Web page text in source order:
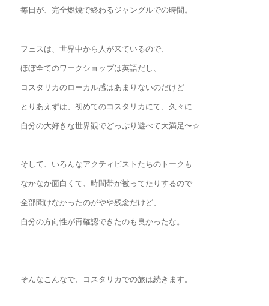
毎日が、完全燃焼で終わるジャングルでの時間。
フェスは、世界中から人が来ているので、
ほぼ全てのワークショップは英語だし、
コスタリカのローカル感はあまりないのだけど
とりあえずは、初めてのコスタリカにて、久々に
自分の大好きな世界観でどっぷり遊べて大満足〜☆
そして、いろんなアクティビストたちのトークも
なかなか面白くて、時間帯が被ってたりするので
全部聞けなかったのがやや残念だけど、
自分の方向性が再確認できたのも良かったな。
そんなこんなで、コスタリカでの旅は続きます。